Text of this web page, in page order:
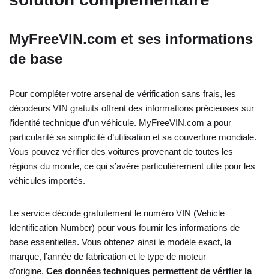
MyFreeVIN.com et ses informations
de base
Pour compléter votre arsenal de vérification sans frais, les
décodeurs VIN gratuits offrent des informations précieuses sur
l’identité technique d’un véhicule. MyFreeVIN.com a pour
particularité sa simplicité d’utilisation et sa couverture mondiale.
Vous pouvez vérifier des voitures provenant de toutes les
régions du monde, ce qui s’avère particulièrement utile pour les
véhicules importés.
Le service décode gratuitement le numéro VIN (Vehicle
Identification Number) pour vous fournir les informations de
base essentielles. Vous obtenez ainsi le modèle exact, la
marque, l’année de fabrication et le type de moteur
d’origine. Ces données techniques permettent de vérifier la